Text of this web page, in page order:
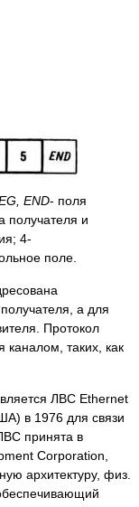
END- поля
получателя и
4-
поле.
получателя, а для
Протокол
каналом, таких, как
ЛВС Ethernet
в 1976 для связи
принята в
Corporation,
архитектуру, физ.